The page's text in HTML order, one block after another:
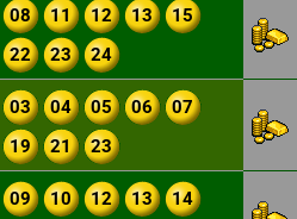
08 11 12 13
15
22 23 24
03 04 05 06
07
19 21 23
09 10 12 13
14